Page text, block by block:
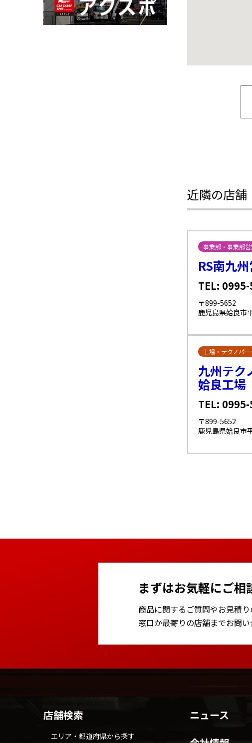
近隣の店舗
事業部・事業部
RS南九
TEL:
〒899-5652
鹿児島県姶良市
工場・テクノパー
九州テク
姶良工場
TEL:
〒899-5652
鹿児島県姶良市
まずはお気軽にご相
商品に関するご質問やお見積り
窓口か最寄りの店舗までお問い
店舗検索
エリア・都道府県から探す
ニュース